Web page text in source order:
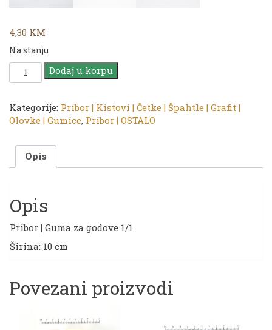
4,30 KM
Na stanju
CADENCE
|
|
Guma
godove
količina
Dodaj u korpu
Kategorije: Pribor | Kistovi | Četke | Špahtle | Grafit |
Olovke | Gumice, Pribor | OSTALO
Opis
Opis
Pribor | Guma za godove 1/1
Širina: 10 cm
Povezani proizvodi